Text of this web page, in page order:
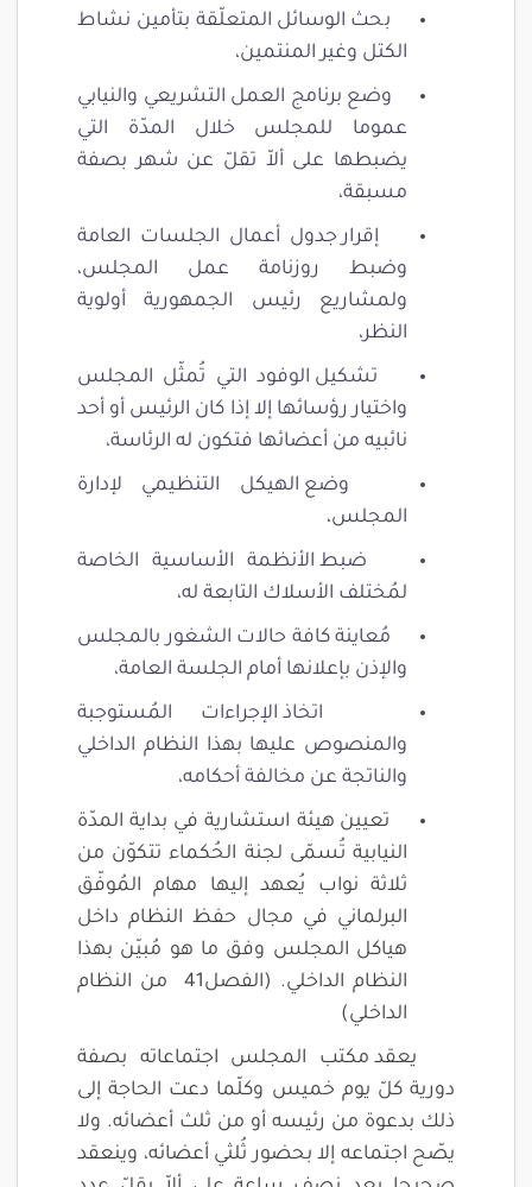
بحث الوسائل المتعلّقة بتأمين نشاط
الكتل وغير المنتمين،
وضع برنامج العمل التشريعي والنيابي
عموما للمجلس خلال المدّة التي
يضبطها على ألاّ تقلّ عن شهر بصفة
مسبقة،
إقرار جدول أعمال الجلسات العامة
وضبط روزنامة عمل المجلس،
ولمشاريع رئيس الجمهورية أولوية
النظر،
تشكيل الوفود التي تُمثّل المجلس
واختيار رؤسائها إلا إذا كان الرئيس أو أحد
نائبيه من أعضائها فتكون له الرئاسة،
وضع الهيكل التنظيمي لإدارة
المجلس،
ضبط الأنظمة الأساسية الخاصة
لمُختلف الأسلاك التابعة له،
مُعاينة كافة حالات الشغور بالمجلس
والإذن بإعلانها أمام الجلسة العامة،
اتخاذ الإجراءات المُستوجبة
والمنصوص عليها بهذا النظام الداخلي
والناتجة عن مخالفة أحكامه،
تعيين هيئة استشارية في بداية المدّة
النيابية تُسمّى لجنة الحُكماء تتكوّن من
ثلاثة نواب يُعهد إليها مهام المُوفّق
البرلماني في مجال حفظ النظام داخل
هياكل المجلس وفق ما هو مُبيّن بهذا
النظام الداخلي. (الفصل41 من النظام
الداخلي)
يعقد مكتب المجلس اجتماعاته بصفة
دورية كلّ يوم خميس وكلّما دعت الحاجة إلى
ذلك بدعوة من رئيسه أو من ثلث أعضائه. ولا
يصّح اجتماعه إلا بحضور ثُلثي أعضائه، وينعقد